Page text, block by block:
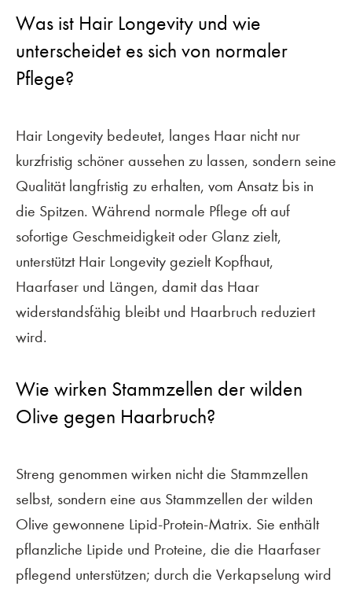
Was ist Hair Longevity und wie
unterscheidet es sich von normaler
Pflege?
Hair Longevity bedeutet, langes Haar nicht nur
kurzfristig schöner aussehen zu lassen, sondern seine
Qualität langfristig zu erhalten, vom Ansatz bis in
die Spitzen. Während normale Pflege oft auf
sofortige Geschmeidigkeit oder Glanz zielt,
unterstützt Hair Longevity gezielt Kopfhaut,
Haarfaser und Längen, damit das Haar
widerstandsfähig bleibt und Haarbruch reduziert
wird.
Wie wirken Stammzellen der wilden
Olive gegen Haarbruch?
Streng genommen wirken nicht die Stammzellen
selbst, sondern eine aus Stammzellen der wilden
Olive gewonnene Lipid-Protein-Matrix. Sie enthält
pflanzliche Lipide und Proteine, die die Haarfaser
pflegend unterstützen; durch die Verkapselung wird